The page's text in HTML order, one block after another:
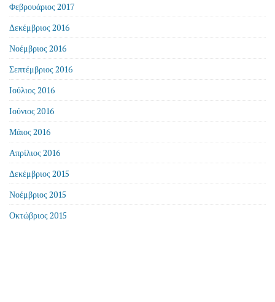
Φεβρουάριος 2017
Δεκέμβριος 2016
Νοέμβριος 2016
Σεπτέμβριος 2016
Ιούλιος 2016
Ιούνιος 2016
Μάιος 2016
Απρίλιος 2016
Δεκέμβριος 2015
Νοέμβριος 2015
Οκτώβριος 2015